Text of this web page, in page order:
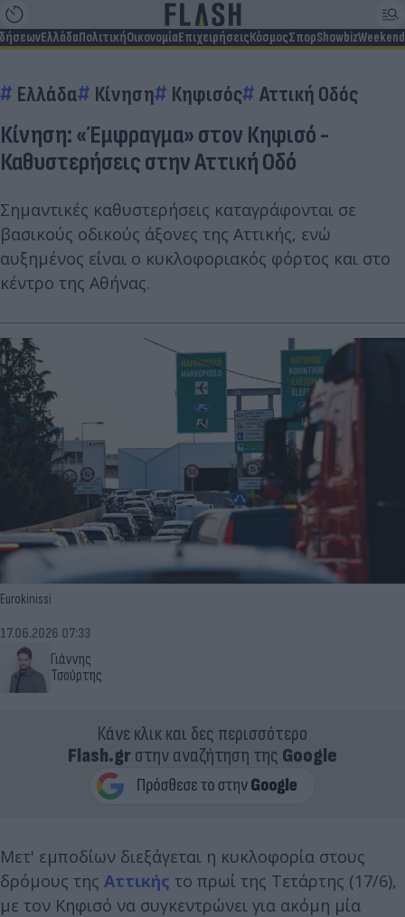
ΕλλάδαΠολιτικήΟικονομίαΕπιχειρήσειςΚόσμοςΣπορShowbizWeekend
Ελλάδα Κίνηση Κηφισός Αττική Οδός
Κίνηση: «Έμφραγμα» στον Κηφισό -
Καθυστερήσεις στην Αττική Οδό
Σημαντικές καθυστερήσεις καταγράφονται σε
βασικούς οδικούς άξονες της Αττικής, ενώ
αυξημένος είναι ο κυκλοφοριακός φόρτος και στο
κέντρο της Αθήνας.
Eurokinissi
Γιάννης
Τσούρτης
17.06.2026 07:33
Κάνε κλικ και δες περισσότερο
Flash.grστην αναζήτηση της Google
Μετ' εμποδίων διεξάγεται η κυκλοφορία στους
δρόμους της Αττικής το πρωί της Τετάρτης (17/6),
με τον Κηφισό να συγκεντρώνει για ακόμη μία